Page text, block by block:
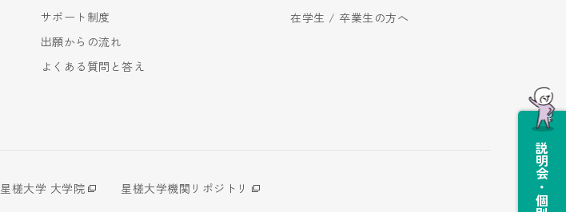
サポート制度
出願からの流れ
よくある質問と答え
在学生 / 卒業生の方へ
星槎大学 大学院
星槎大学機関リポジトリ